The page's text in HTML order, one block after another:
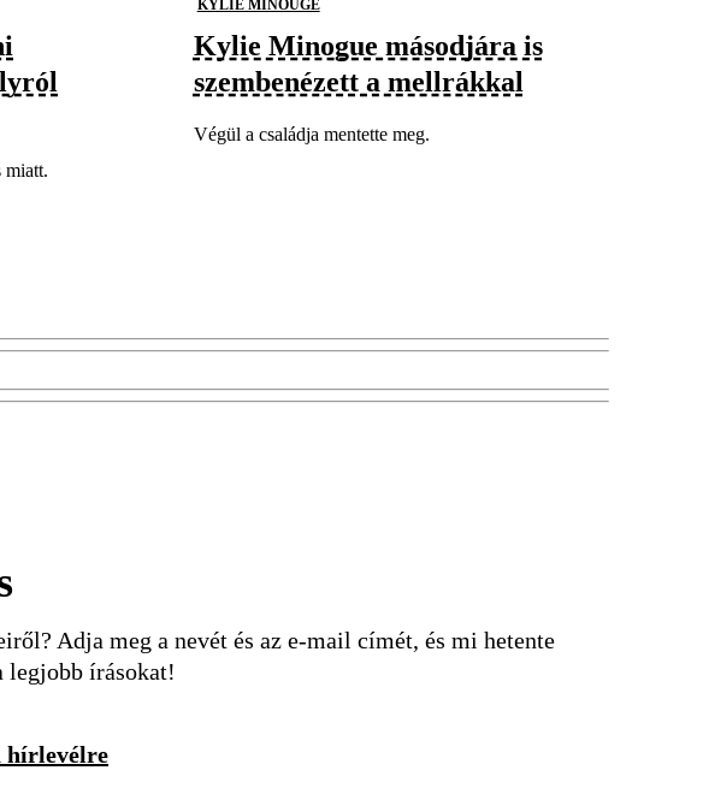
miatt.
KYLIE MINOUGE
Kylie Minogue másodjára is
szembenézett a mellrákkal
Végül a családja mentette meg.
Adja meg a nevét és az e-mail címét, és mi hetente
legjobb írásokat!
hírlevélre